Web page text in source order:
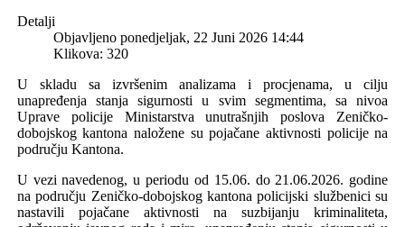
Detalji
Objavljeno ponedjeljak, 22 Juni 2026 14:44
Klikova: 320
U skladu sa izvršenim analizama i procjenama, u cilju
unapređenja stanja sigurnosti u svim segmentima, sa nivoa
Uprave policije Ministarstva unutrašnjih poslova Zeničko-
dobojskog kantona naložene su pojačane aktivnosti policije na
području Kantona.
U vezi navedenog, uperiodu od 15.06. do 21 .06.2026. godine
na području Zeničko-dobojskog kantona policijski službenici su
nastavili pojačane aktivnosti na suzbijanju kriminaliteta,